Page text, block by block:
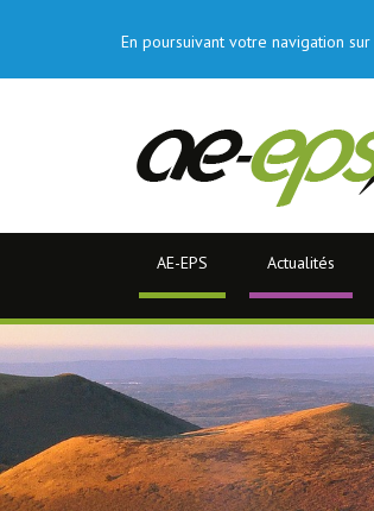
En poursuivant votre navigation
AE-EPS Actualités